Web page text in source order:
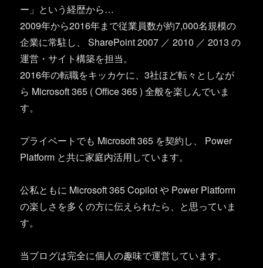
ー」という経歴から…
2009年から2016年まで従業員数が約7,000名規模の
企業に常駐し、 SharePoint 2007 ／ 2010 ／ 2013 の
運営・サイト構築を担当。
2016年の転職をキッカケに、3社ほど転々としなが
ら Microsoft 365 ( Office 365 ) 全般を楽しんでいま
す。
プライベートでも Microsoft 365 を契約し、 Power
Platform と共に家庭内活用しています。
公私ともに Microsoft 365 Copilot や Power Platform
の楽しさを多くの方に伝えられたら、と思っていま
す。
当ブログは完全に個人の趣味で運営しています。